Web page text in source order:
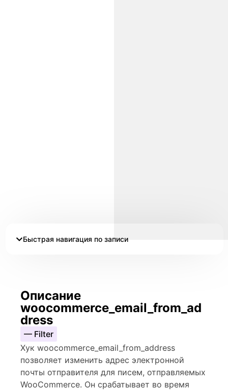
Быстрая навигация по записи
Описание
woocommerce_email_from_ad
dress
— Filter
Хук woocommerce_email_from_address
позволяет изменить адрес электронной
почты отправителя для писем, отправляемых
WooCommerce. Он срабатывает во время